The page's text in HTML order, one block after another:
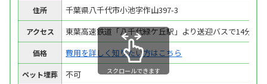
住所 千葉県八千代市小池字作山397-3
アクセス 東葉高速鉄道「八千代緑ケ丘駅」より送迎バスで14分
価格 費用を詳しく知りたい方はこちら
ペット埋葬 不可 スクロールできます